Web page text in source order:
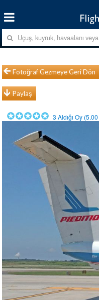
Fotoğraf Gezmeye Geri Dön
Paylaş
3 Aldığı Oy (5.00